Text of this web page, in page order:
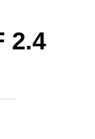
2.4